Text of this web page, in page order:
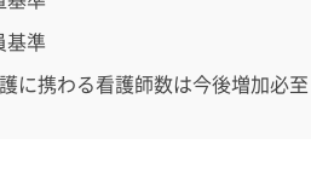
基準
に携わる看護師数は今後増加必至